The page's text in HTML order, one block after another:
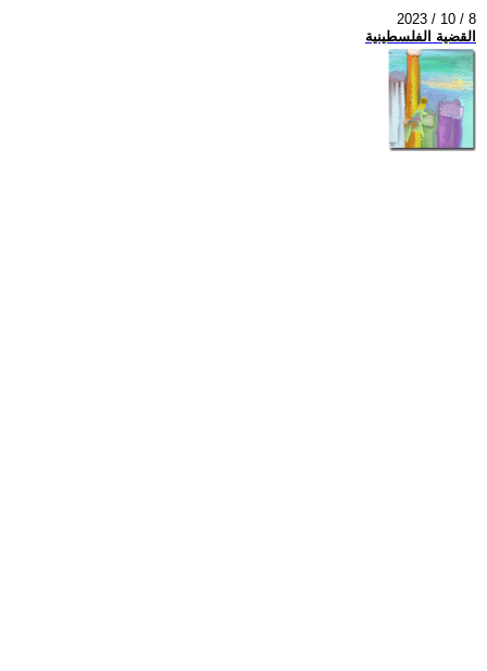
2023 / 10 / 8
القضية الفلسطينية